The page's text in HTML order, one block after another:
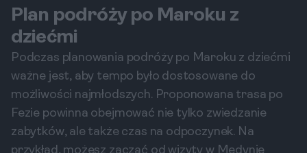
Plan podróży po Maroku z
dziećmi
Podczas planowania podróży po Maroku z dziećmi
ważne jest, aby tempo było dostosowane do
możliwości najmłodszych. Proponowana trasa po
Fezie powinna obejmować nie tylko zwiedzanie
zabytków, ale także czas na odpoczynek. Na